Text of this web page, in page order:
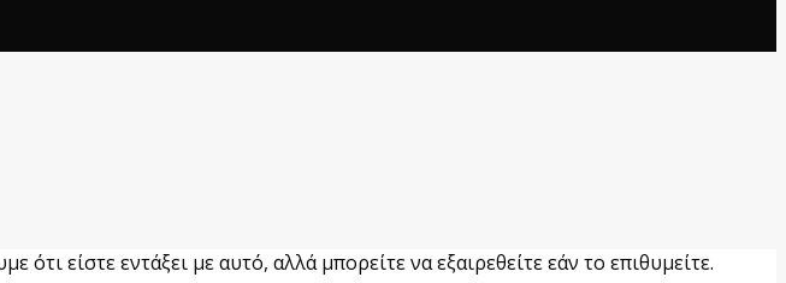
είστε εντάξει με αυτό, αλλά μπορείτε να εξαιρεθείτε εάν το επιθυμείτε.